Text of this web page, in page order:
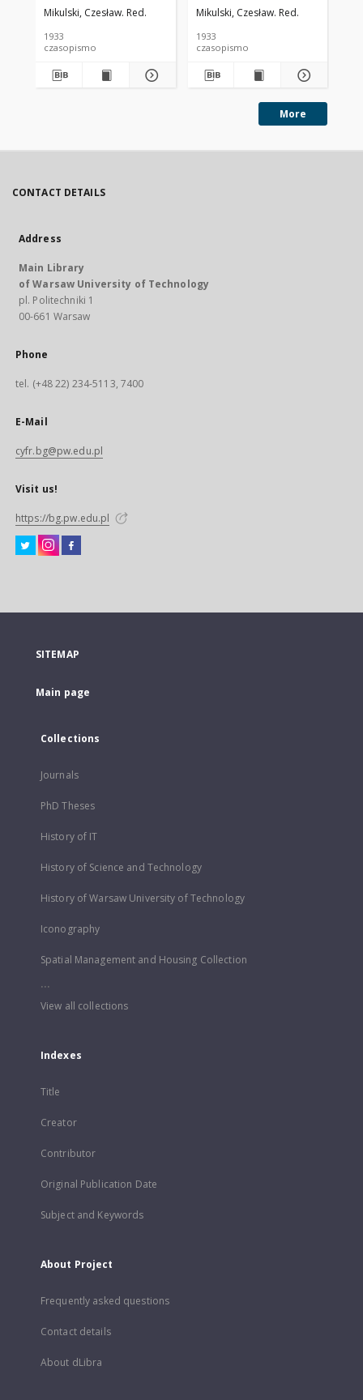
Mikulski, Czesław. Red.
1933
czasopismo
Mikulski, Czesław. Red.
1933
czasopismo
More
CONTACT DETAILS
Address
Main Library
of Warsaw University of Technology
pl. Politechniki 1
00-661 Warsaw
Phone
tel. (+48 22) 234-5113, 7400
E-Mail
cyfr.bg@pw.edu.pl
Visit us!
https://bg.pw.edu.pl
SITEMAP
Main page
Collections
Journals
PhD Theses
History of IT
History of Science and Technology
History of Warsaw University of Technology
Iconography
Spatial Management and Housing Collection
...
View all collections
Indexes
Title
Creator
Contributor
Original Publication Date
Subject and Keywords
About Project
Frequently asked questions
Contact details
About dLibra